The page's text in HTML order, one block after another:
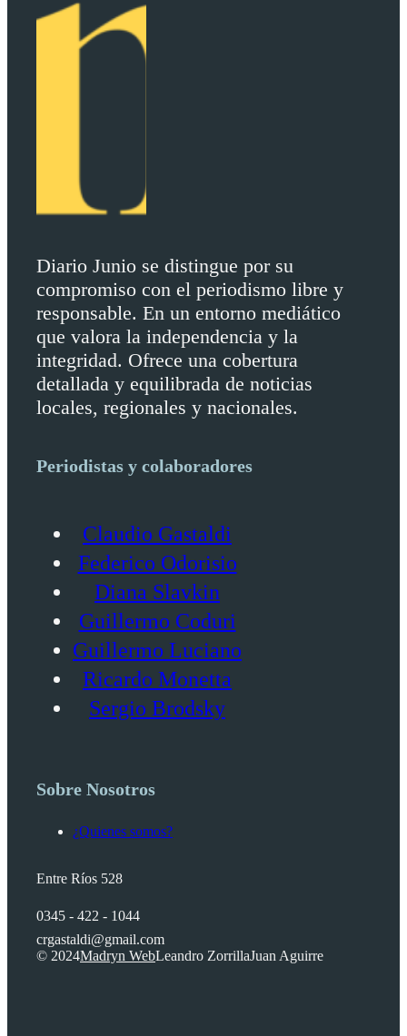
Diario Junio se distingue por su
compromiso con el periodismo libre y
responsable. En un entorno mediático
que valora la independencia y la
integridad. Ofrece una cobertura
detallada y equilibrada de noticias
locales, regionales y nacionales.
Periodistas y colaboradores
Claudio Gastaldi
Federico Odorisio
Diana Slavkin
Guillermo Coduri
Guillermo Luciano
Ricardo Monetta
Sergio Brodsky
Sobre Nosotros
¿Quienes somos?
Entre Ríos 528
0345 - 422 - 1044
crgastaldi@gmail.com
© 2024Madryn WebLeandro ZorrillaJuan Aguirre